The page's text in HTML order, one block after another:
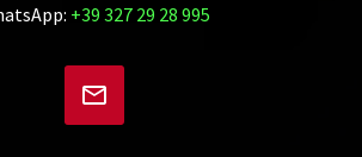
+39 327 29 28 995

